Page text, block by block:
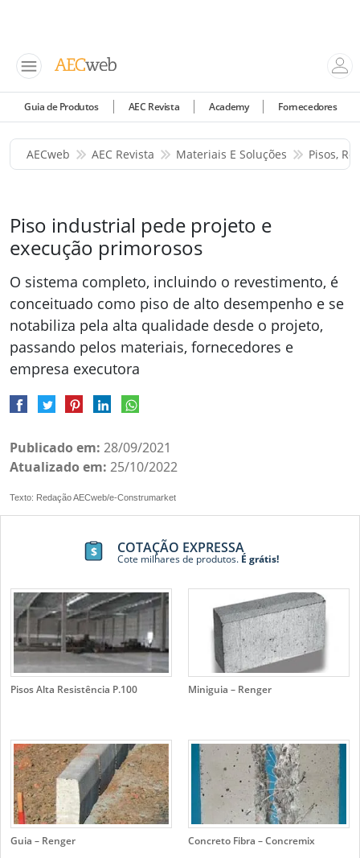
Guia de Produtos AEC Revista Academy Fornecedores
AECweb AEC Revista Materiais E Soluções Pisos,
Piso industrial pede projeto e
execução primorosos
O sistema completo, incluindo o revestimento, é
conceituado como piso de alto desempenho e se
notabiliza pela alta qualidade desde o projeto,
passando pelos materiais, fornecedores e
empresa executora
Publicado em: 28/09/2021
Atualizado em: 25/10/2022
Texto: Redação AECweb/e-Construmarket
COTAÇÃO EXPRESSA
Cote milhares de produtos.É grátis!
Pisos Alta Resistência P.100 Miniguia – Renger
Guia – Renger Concreto Fibra – Concremix